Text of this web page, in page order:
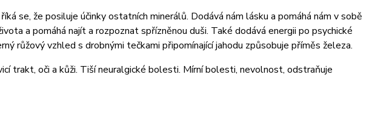
se, že posiluje účinky ostatních minerálů. Dodává nám lásku a pomáhá nám v sobě
a pomáhá najít a rozpoznat spřízněnou duši. Také dodává energii po psychické
růžový vzhled s drobnými tečkami připomínající jahodu způsobuje příměs železa.
trakt, oči a kůži. Tiší neuralgické bolesti. Mírní bolesti, nevolnost, odstraňuje